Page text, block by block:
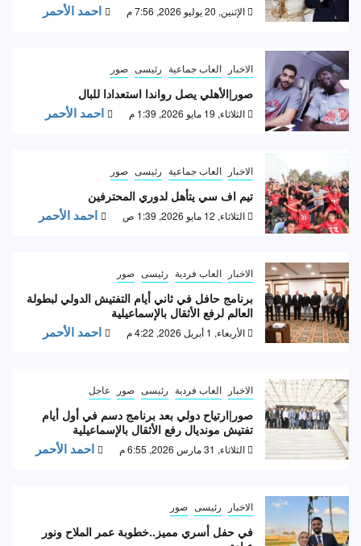
الإثنين, 20 يوليو 2026, 7:56 م احمد الأحمر
الاخبار العاب جماعية رئيسى صور
صور|الأهلي يصل رواندا استعدادا للبال
الثلاثاء, 19 مايو 2026, 1:39 م احمد الأحمر
الاخبار العاب جماعية رئيسى صور
تيم اف سي يتأهل لدوري المحترفين
الثلاثاء, 12 مايو 2026, 1:39 ص احمد الأحمر
الاخبار العاب فردية رئيسى صور
برنامج حافل في ثاني أيام التفتيش الدولي لبطولة
العالم لرفع الأثقال بالإسماعيلية
الأربعاء, 1 أبريل 2026, 4:22 م احمد الأحمر
الاخبار العاب فردية رئيسى صور عاجل
صور|ارتياح دولي بعد برنامج دسم في أول أيام
تفتيش مونديال رفع الأثقال بالإسماعيلية
الثلاثاء, 31 مارس 2026, 6:55 م احمد الأحمر
الاخبار رئيسى صور
في حفل أسري مميز..خطوبة عمر الملاح ونور